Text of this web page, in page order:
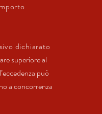
dichiarato
superiore al
può
a concorrenza